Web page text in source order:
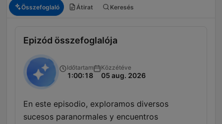
Összefoglaló Átirat Keresés
Epizód összefoglalója
Időtartam
1:00:18
Közzétéve
05 aug. 2026
En este episodio, exploramos diversos
sucesos paranormales y encuentros